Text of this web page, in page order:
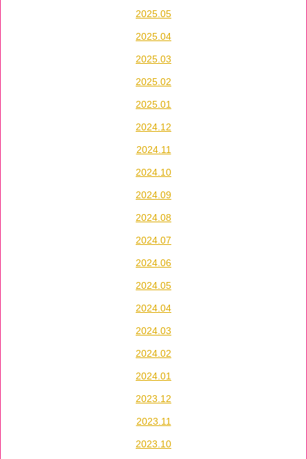
2025.05
2025.04
2025.03
2025.02
2025.01
2024.12
2024.11
2024.10
2024.09
2024.08
2024.07
2024.06
2024.05
2024.04
2024.03
2024.02
2024.01
2023.12
2023.11
2023.10